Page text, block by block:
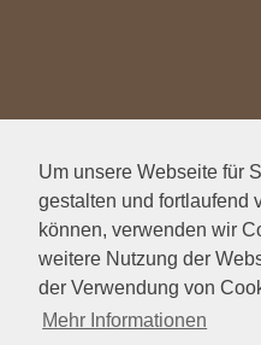
Um unsere Webseite für
gestalten und fortlaufend
können, verwenden wir
weitere Nutzung der
der Verwendung von
Mehr Informationen